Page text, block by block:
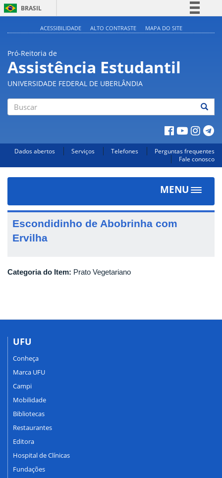
BRASIL
Acesso à informação
Legislação
Canais
ACESSIBILIDADE ALTO CONTRASTE MAPA DO SITE
Pró-Reitoria de
Assistência Estudantil
UNIVERSIDADE FEDERAL DE UBERLÂNDIA
Dados abertos Serviços Telefones
Perguntas frequentes
Fale conosco
MENU
Toggle
Escondidinho de Abobrinha com
Ervilha
Categoria do Item: Prato Vegetariano
UFU
Conheça
Marca UFU
Campi
Mobilidade
Bibliotecas
Restaurantes
Editora
Hospital de Clínicas
Fundações